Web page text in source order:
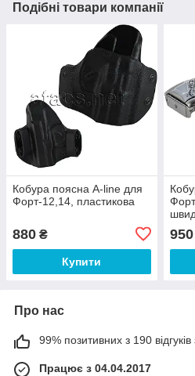
Подібні товари компанії
Кобура поясна A-line для
Форт-12,14, пластикова
880 ₴
Купити
950
Про нас
99% позитивних з 190 відгуків
Працює з 04.04.2017